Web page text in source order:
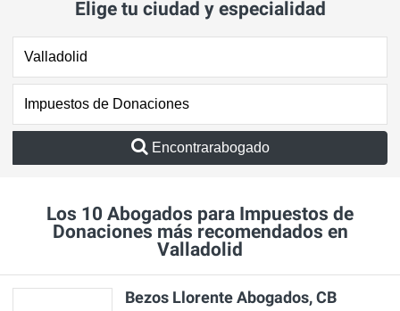
Elige tu ciudad y especialidad
Encontrarabogado
Los 10 Abogados para Impuestos de
Donaciones más recomendados en
Valladolid
Bezos Llorente Abogados, CB